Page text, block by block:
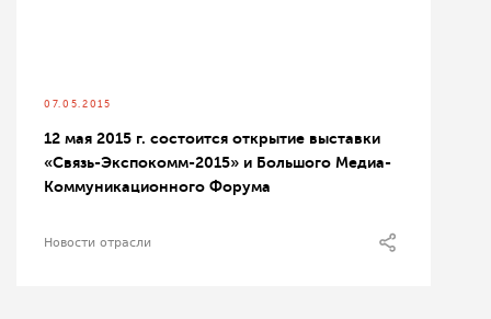
07.05.2015
12 мая 2015 г. состоится открытие выставки
«Связь-Экспокомм-2015» и Большого Медиа-
Коммуникационного Форума
Новости отрасли